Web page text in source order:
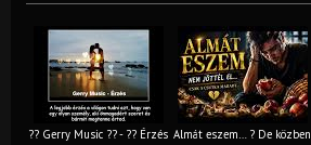
?? Gerry Music ?? - ?? Érzés Almát eszem… ? De közben